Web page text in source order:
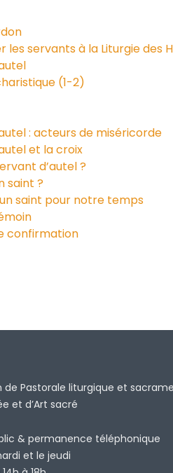
les servants à la Liturgie des
(1-2)
: acteurs de miséricorde
et la croix
d’autel ?
saint ?
saint pour notre temps
confirmation
de Pastorale liturgique et
et d’Art sacré
& permanence téléphonique
et le jeudi